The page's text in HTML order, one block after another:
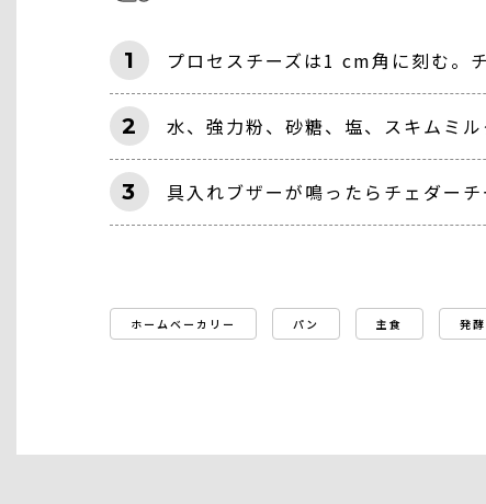
1 プロセスチーズは1 cm角に刻む。
2 水、強力粉、砂糖、塩、スキムミ
3 具入れブザーが鳴ったらチェダーチ
ホームベーカリー パン 主食 発酵